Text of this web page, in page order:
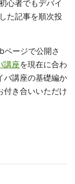
心者でもデバイ
た記事を順次投
ページで公開さ
講座を現在に合わ
バ講座の基礎編か
付き合いいただけ